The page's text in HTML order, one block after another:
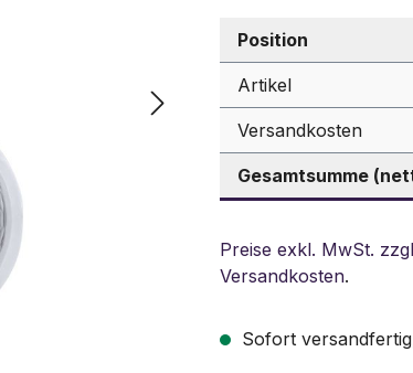
Position
Artikel
Versandkosten
Gesamtsumme
Preise exkl. MwSt.
Versandkosten.
Sofort